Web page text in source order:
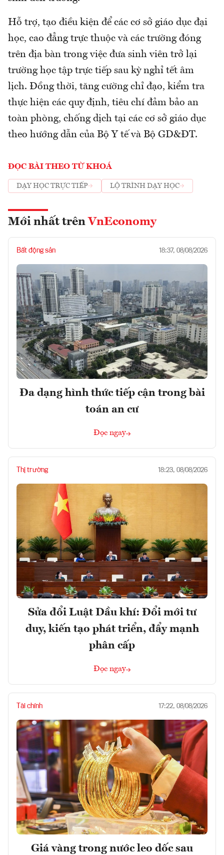
Hỗ trợ, tạo điều kiện để các cơ sở giáo dục đại
học, cao đẳng trực thuộc và các trường đóng
trên địa bàn trong việc đưa sinh viên trở lại
trường học tập trực tiếp sau kỳ nghỉ tết âm
lịch. Đồng thời, tăng cường chỉ đạo, kiểm tra
thực hiện các quy định, tiêu chí đảm bảo an
toàn phòng, chống dịch tại các cơ sở giáo dục
theo hướng dẫn của Bộ Y tế và Bộ GD&ĐT.
ĐỌC BÀI THEO TỪ KHOÁ
DẠY HỌC TRỰC TIẾP LỘ TRÌNH DẠY HỌC
Mới nhất trên VnEconomy
Bất động sản 18:37, 08/08/2026
Đa dạng hình thức tiếp cận trong bài
toán an cư
Đọc ngay
Thị trường 18:23, 08/08/2026
Sửa đổi Luật Dầu khí: Đổi mới tư
duy, kiến tạo phát triển, đẩy mạnh
phân cấp
Đọc ngay
Tài chính 17:22, 08/08/2026
Giá vàng trong nước leo dốc sau